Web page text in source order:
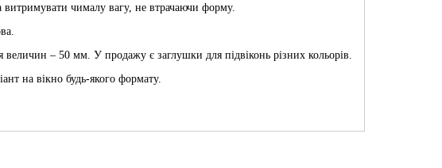
витримувати чималу вагу, не втрачаючи форму.
– 50 мм. У продажу є заглушки для підвіконь різних кольорів.
на вікно будь-якого формату.